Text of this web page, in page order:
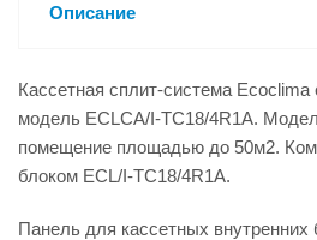
Описание
Кассетная сплит-система
модель ECLCA/I-TC18/4R1A.
помещение площадью до 50м2.
блоком ECL/I-TC18/4R1A.
Панель для кассетных внутренних